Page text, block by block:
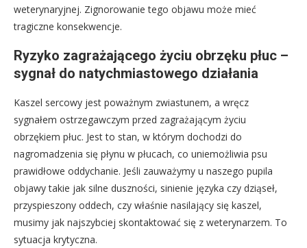
weterynaryjnej. Zignorowanie tego objawu może mieć
tragiczne konsekwencje.
Ryzyko zagrażającego życiu obrzęku płuc –
sygnał do natychmiastowego działania
Kaszel sercowy jest poważnym zwiastunem, a wręcz
sygnałem ostrzegawczym przed zagrażającym życiu
obrzękiem płuc. Jest to stan, w którym dochodzi do
nagromadzenia się płynu w płucach, co uniemożliwia psu
prawidłowe oddychanie. Jeśli zauważymy u naszego pupila
objawy takie jak silne duszności, sinienie języka czy dziąseł,
przyspieszony oddech, czy właśnie nasilający się kaszel,
musimy jak najszybciej skontaktować się z weterynarzem. To
sytuacja krytyczna.